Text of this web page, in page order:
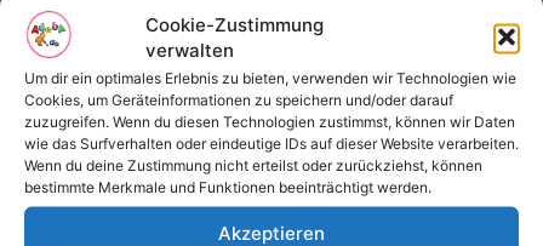
Cookie-Zustimmung
verwalten
Um dir ein optimales Erlebnis zu bieten, verwenden wir Technologien wie
Cookies, um Geräteinformationen zu speichern und/oder darauf
zuzugreifen. Wenn du diesen Technologien zustimmst, können wir Daten
wie das Surfverhalten oder eindeutige IDs auf dieser Website verarbeiten.
Wenn du deine Zustimmung nicht erteilst oder zurückziehst, können
bestimmte Merkmale und Funktionen beeinträchtigt werden.
Akzeptieren
Beste Kategorien
Reise
Bildung und Förderung
Schule
255
Rund um Deine Gesundheit
184
Kinderwunsch
152